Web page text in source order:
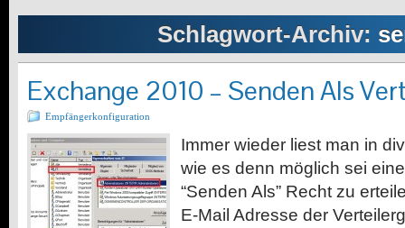
Schlagwort-Archiv:
Exchange 2010 – Senden Als
Empfängerkonfiguration
Immer wieder liest man in
wie es denn möglich sei
“Senden Als” Recht zu
E-Mail Adresse der